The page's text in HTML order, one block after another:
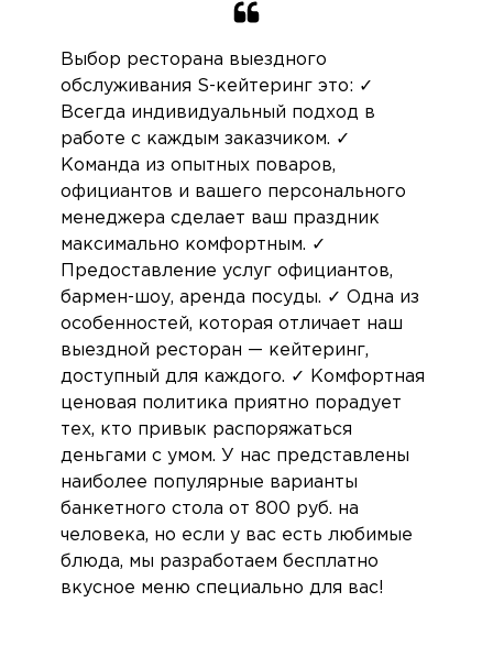
Выбор ресторана выездного
обслуживания S-кейтеринг это: ✓
Всегда индивидуальный подход в
работе с каждым заказчиком. ✓
Команда из опытных поваров,
официантов и вашего персонального
менеджера сделает ваш праздник
максимально комфортным. ✓
Предоставление услуг официантов,
бармен-шоу, аренда посуды. ✓ Одна из
особенностей, которая отличает наш
выездной ресторан — кейтеринг,
доступный для каждого. ✓ Комфортная
ценовая политика приятно порадует
тех, кто привык распоряжаться
деньгами с умом. У нас представлены
наиболее популярные варианты
банкетного стола от 800 руб. на
человека, но если у вас есть любимые
блюда, мы разработаем бесплатно
вкусное меню специально для вас!